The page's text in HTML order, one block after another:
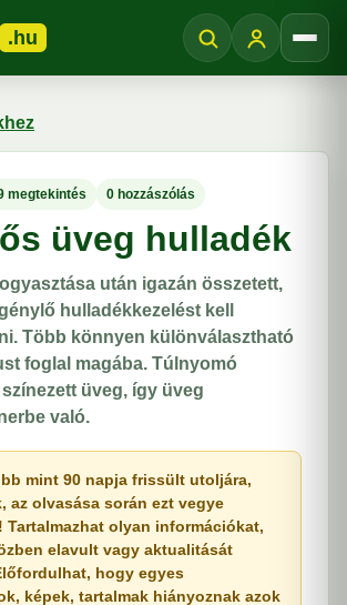
.hu
megtekintés 0 hozzászólás
üveg hulladék
után igazán összetett,
hulladékkezelést kell
Több könnyen különválasztható
foglal magába. Túlnyomó
üveg, így üveg
való.
mint 90 napja frissült utoljára,
az olvasása során ezt vegye
Tartalmazhat olyan információkat,
elavult vagy aktualitását
hogy egyes
képek, tartalmak hiányoznak azok